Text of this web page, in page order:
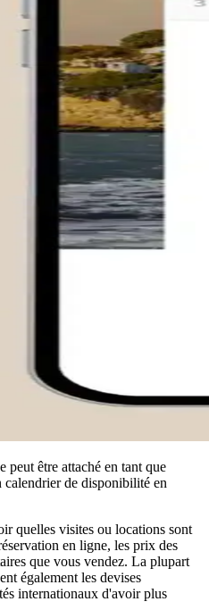
être attaché en tant que
de disponibilité en
quelles visites ou locations sont
en ligne, les prix des
que vous vendez. La plupart
également les devises
internationaux d'avoir plus